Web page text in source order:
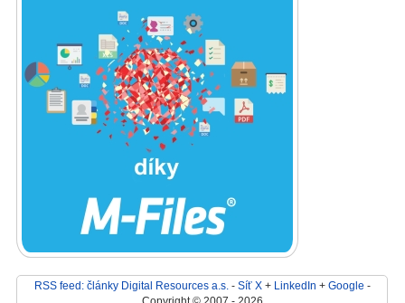
RSS feed: články Digital Resources a.s. - Síť X+ LinkedIn + Google -
Copyright © 2007 - 2026